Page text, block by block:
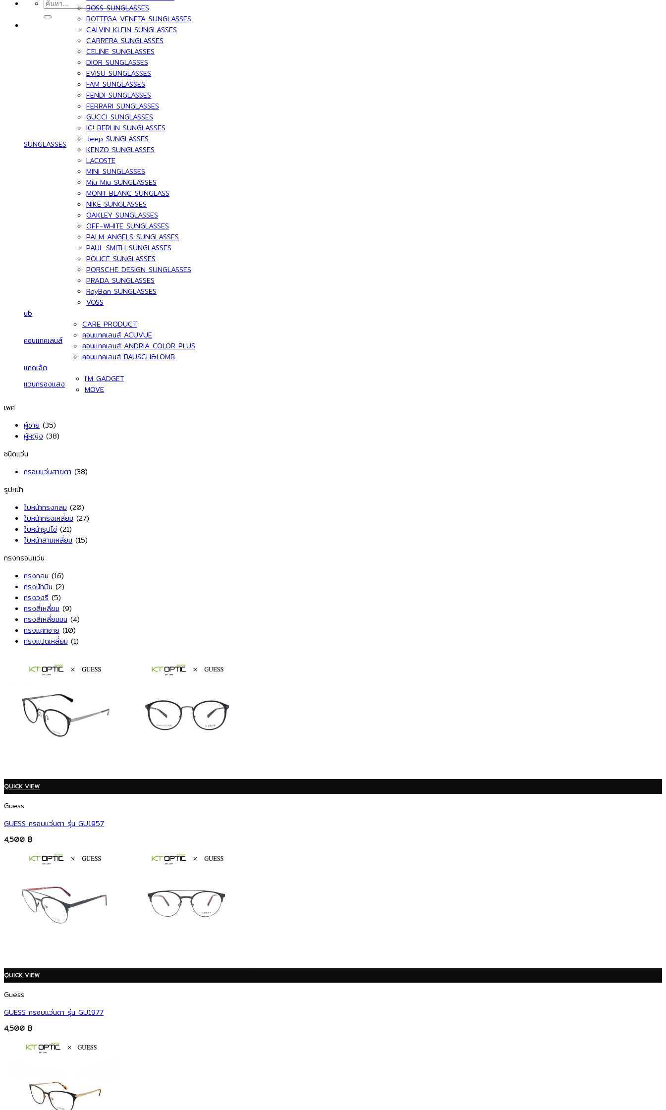
ค้นหา:
SUNGLASSES
BOSS SUNGLASSES
BOTTEGA VENETA SUNGLASSES
CALVIN KLEIN SUNGLASSES
CARRERA SUNGLASSES
CELINE SUNGLASSES
DIOR SUNGLASSES
EVISU SUNGLASSES
FAM SUNGLASSES
FENDI SUNGLASSES
FERRARI SUNGLASSES
GUCCI SUNGLASSES
IC! BERLIN SUNGLASSES
Jeep SUNGLASSES
KENZO SUNGLASSES
LACOSTE
MINI SUNGLASSES
Miu Miu SUNGLASSES
MONT BLANC SUNGLASS
NIKE SUNGLASSES
OAKLEY SUNGLASSES
OFF-WHITE SUNGLASSES
PALM ANGELS SUNGLASSES
PAUL SMITH SUNGLASSES
POLICE SUNGLASSES
PORSCHE DESIGN SUNGLASSES
PRADA SUNGLASSES
RayBan SUNGLASSES
VOSS
ub
คอนแทคเลนส์
CARE PRODUCT
คอนแทคเลนส์ ACUVUE
คอนแทคเลนส์ ANDRIA COLOR PLUS
คอนแทคเลนส์ BAUSCH&LOMB
แกดเจ็ต
แว่นกรองแสง
I'M GADGET
MOVE
เพศ
ผู้ชาย (35)
ผู้หญิง (38)
ชนิดแว่น
กรอบแว่นสายตา (38)
รูปหน้า
ใบหน้าทรงกลม (20)
ใบหน้าทรงเหลี่ยม (27)
ใบหน้ารูปไข่ (21)
ใบหน้าสามเหลี่ยม (15)
ทรงกรอบแว่น
ทรงกลม (16)
ทรงนักบิน (2)
ทรงวงรี (5)
ทรงสี่เหลี่ยม (9)
ทรงสี่เหลี่ยมมน (4)
ทรงแคทอาย (10)
ทรงแปดเหลี่ยม (1)
QUICK VIEW
Guess
GUESS กรอบแว่นตา รุ่น GU1957
4,500 ฿
QUICK VIEW
Guess
GUESS กรอบแว่นตา รุ่น GU1977
4,500 ฿